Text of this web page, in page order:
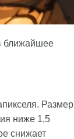
ближайшее
Размер
ниже 1,5
снижает